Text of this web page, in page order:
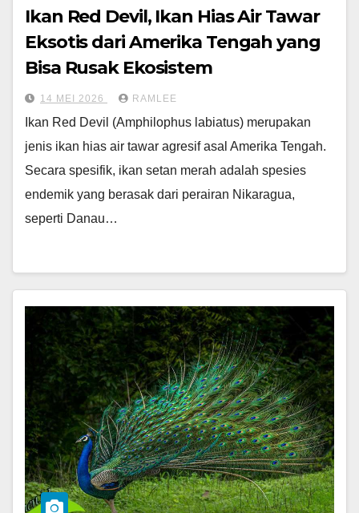
Ikan Red Devil, Ikan Hias Air Tawar
Eksotis dari Amerika Tengah yang
Bisa Rusak Ekosistem
14 MEI 2026 RAMLEE
Ikan Red Devil (Amphilophus labiatus) merupakan
jenis ikan hias air tawar agresif asal Amerika Tengah.
Secara spesifik, ikan setan merah adalah spesies
endemik yang berasak dari perairan Nikaragua,
seperti Danau…